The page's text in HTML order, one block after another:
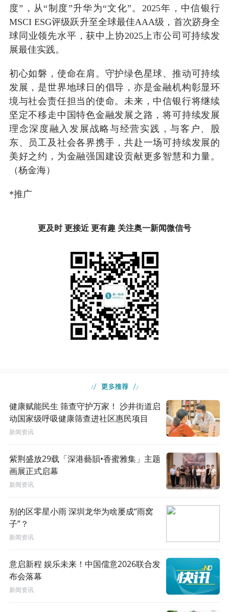
度”，从“制度”升华为“文化”。2025年，中信银行
MSCI ESG评级跃升至全球最佳AAA级，首次跻身全
球同业领先水平，获中上协2025上市公司可持续发
展最佳实践。
初心如磐，使命在肩。守护绿色星球、推动可持续
发展，是世界地球日的倡导，亦是金融机构彰显环
境与社会责任担当的使命。未来，中信银行将继续
坚定不移走中国特色金融发展之路，将可持续发展
理念深度融入发展战略与经营实践，与客户、股
东、员工及社会各界携手，共赴一场可持续发展的
美好之约，为金融强国建设贡献更多智慧和力量。
（杨金海）
*推广
更及时 更接近 更有趣 关注奥一新闻微信号
健康赋能民生 筛查守护万家！ 沙井街道启
动国家级呼吸健康筛查进社区惠民项目
新闻资讯
紫荆盛放29载「深港藝韻•香蜜雅集」主题
画展正式启幕
新闻资讯
别的区零星小雨 深圳龙华为啥屡成“雨窝
子”？
新闻资讯
意启新程 娱乐未来！中国儒意2026联合发
布会落幕
新闻资讯